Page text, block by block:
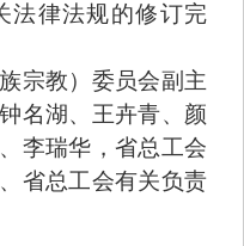
法律法规的修订完
教）委员会副主
名湖、王卉青、颜
李瑞华，省总工会
省总工会有关负责